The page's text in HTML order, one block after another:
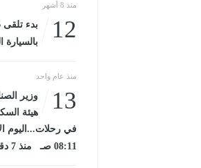
منذ 8 أشهر
12
بدء تلقى
بالسيارة
منذ عام واحد
13
وزير
هيئة
08:11 صـ منذ 7 دقائق